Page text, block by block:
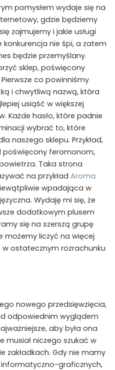
pomysłem wydaje się na
gdzie będziemy
zajmujemy i jakie usługi
nie śpi, a zatem
będzie przemyślany.
sklep, poświęcony
co powinniśmy
i chwytliwą nazwą, która
usiąść w większej
Każde hasło, które padnie
wybrać to, które
naszego sklepu. Przykład,
feromonom,
Taka strona
na przykład Aroma
wpadająca w
Wydaję mi się, że
dodatkowym plusem
się na szerszą grupę
możemy liczyć na więcej
ostatecznym rozrachunku
nowego przedsięwzięcia,
odpowiednim wyglądem
aby była ona
musiał niczego szukać w
zakładkach. Gdy nie mamy
graficznych,